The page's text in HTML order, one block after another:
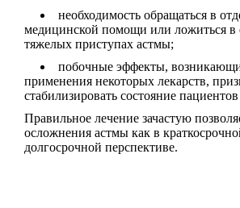
необходимость обращаться в
медицинской помощи или ложиться в
тяжелых приступах астмы;
побочные эффекты,
применения некоторых лекарств,
стабилизировать состояние
Правильное лечение зачастую
осложнения астмы как в
долгосрочной перспективе.